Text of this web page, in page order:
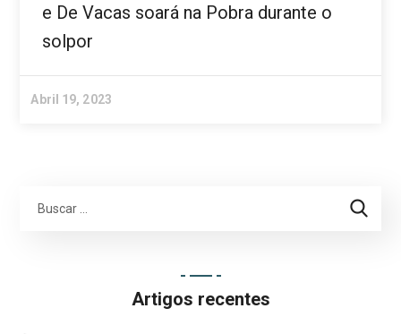
e De Vacas soará na Pobra durante o
solpor
Abril 19, 2023
Artigos recentes